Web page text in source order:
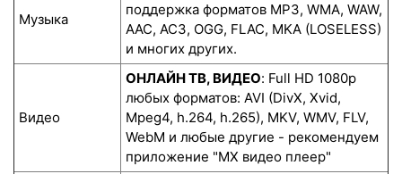
Музыка
поддержка форматов MP3, WMA, WAW,
AAC, AC3, OGG, FLAC, MKA (LOSELESS)
и многих других.
Видео
ОНЛАЙН ТВ, ВИДЕО: Full HD 1080p
любых форматов: AVI (DivX, Xvid,
Mpeg4, h.264, h.265), MKV, WMV, FLV,
WebM и любые другие - рекомендуем
приложение "MX видео плеер"